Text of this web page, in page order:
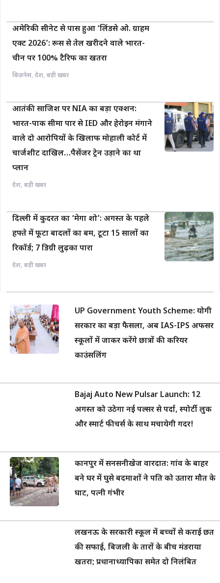
अमेरिकी सीनेट से पास हुआ ‘लिंडसे ओ. ग्राहम
एक्ट 2026’: रूस से तेल खरीदने वाले भारत-
चीन पर 100% टैरिफ का खतरा
बिज़नेस, देश, बड़ी खबर
आतंकी साजिश पर NIA का बड़ा एक्शन:
भारत-पाक सीमा पार से IED और हेरोइन मंगाने
वाले दो आरोपियों के खिलाफ मोहाली कोर्ट में
चार्जशीट दाखिल…पैसेंजर ट्रेन उड़ाने का था
प्लान
देश, बड़ी खबर
दिल्ली में कुदरत का ‘मेगा शो’: अगस्त के पहले
हफ्ते में फूटा बादलों का बम, टूटा 15 सालों का
रिकॉर्ड; 7 डिग्री लुढ़का पारा
देश, बड़ी खबर
UP Government Youth Scheme: योगी
सरकार का बड़ा फैसला, अब IAS-IPS अफसर
स्कूलों में जाकर करेंगे छात्रों की करियर
काउंसलिंग
Bajaj Auto New Pulsar Launch: 12
अगस्त को उठेगा नई पल्सर से पर्दा, स्पोर्टी लुक
और स्मार्ट फीचर्स के साथ मचायेगी गदर!
कानपुर में सनसनीखेज वारदात: गांव के बाहर
बने घर में घुसे बदमाशों ने पति को उतारा मौत के
घाट, पत्नी गंभीर
लखनऊ के सरकारी स्कूल में बच्चों से कराई छत
की सफाई, बिजली के तारों के बीच मंडराया
खतरा; प्रधानाध्यापिका समेत दो निलंबित